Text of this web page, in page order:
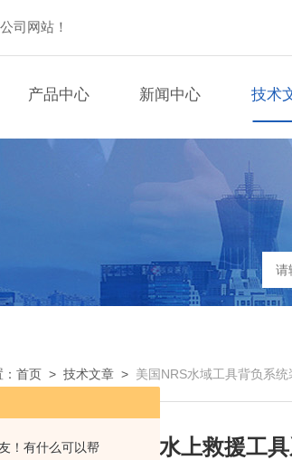
！有什么可以帮
司网站！
产品中心 新闻中心 技术
首页 > 技术文章 > 美国NRS水域工具背负系
备套装背包、水上救援工